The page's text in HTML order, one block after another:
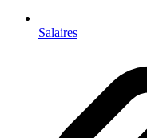
Salaires